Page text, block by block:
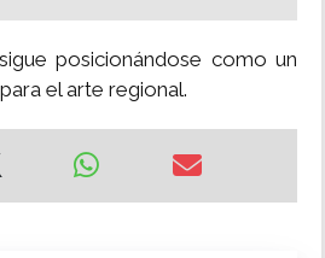
posicionándose como un
el arte regional.